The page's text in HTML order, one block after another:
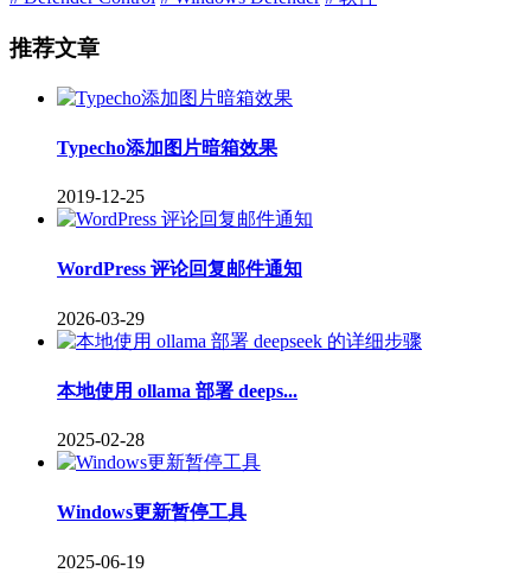
推荐文章
Typecho添加图片暗箱效果
2019-12-25
WordPress 评论回复邮件通知
2026-03-29
本地使用 ollama 部署 deeps...
2025-02-28
Windows更新暂停工具
2025-06-19